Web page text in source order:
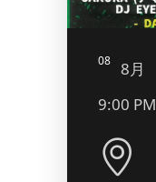
08
8月
9:00 PM